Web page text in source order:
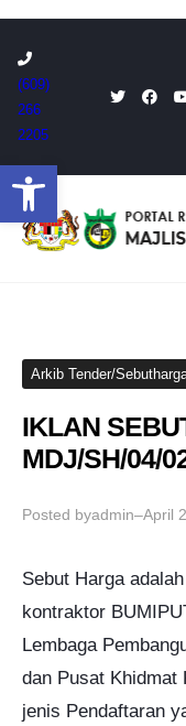
Open
to
content
(609)
266
2205
Arkib Tender/
IKLAN
MDJ/SH/04/
Posted byadmin–April
Sebut Harga
kontraktor
Lembaga
dan Pusat Khidmat
jenis Pendaftaran